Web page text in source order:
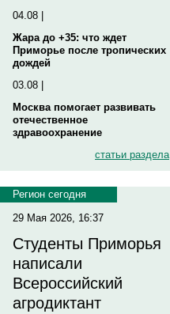
04.08 |
Жара до +35: что ждет
Приморье после тропических
дождей
03.08 |
Москва помогает развивать
отечественное
здравоохранение
статьи раздела
Регион сегодня
29 Мая 2026, 16:37
Студенты Приморья
написали
Всероссийский
агродиктант